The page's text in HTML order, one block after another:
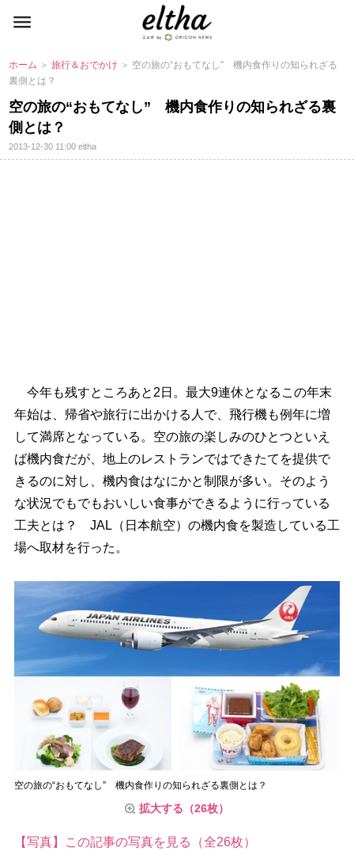
ホーム ＞旅行＆おでかけ ＞ 空の旅の“おもてなし” 機内食作りの知られざる
裏側とは？
空の旅の“おもてなし” 機内食作りの知られざる裏
側とは？
2013-12-30 11:00eltha
今年も残すところあと2日。最大9連休となるこの年末
年始は、帰省や旅行に出かける人で、飛行機も例年に増
して満席となっている。空の旅の楽しみのひとつといえ
ば機内食だが、地上のレストランではできたてを提供で
きるのに対し、機内食はなにかと制限が多い。そのよう
な状況でもでもおいしい食事ができるように行っている
工夫とは？ JAL（日本航空）の機内食を製造している工
場へ取材を行った。
空の旅の“おもてなし” 機内食作りの知られざる裏側とは？
拡大する（26枚）
【写真】この記事の写真を見る（全26枚）